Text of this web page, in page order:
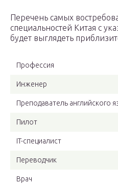
Перечень самых
специальностей Китая с
будет выглядеть
Профессия
Инженер
Преподаватель английского
Пилот
IT-специалист
Переводчик
Врач